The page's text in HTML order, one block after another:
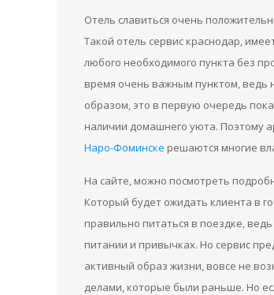
Отель славиться очень
Такой отель сервис краснодар,
любого необходимого пункта без
время очень важным пунктом, ведь
образом, это в первую очередь
наличии домашнего уюта. Поэтому
Наро-Фоминске решаются многие
На сайте, можно посмотреть
Который будет ожидать клиента в
правильно питаться в поездке,
питании и привычках. Но сервис
активный образ жизни, вовсе не
делами, которые были раньше. Но